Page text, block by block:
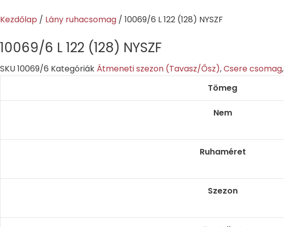
to
Kezdőlap / Lány ruhacsomag / 10069/6 L 122 (128) NYSZF
10069/6 L 122 (128) NYSZF
SKU10069/6 Kategóriák Átmeneti szezon (Tavasz/Ősz),Csere csomag,
Tömeg
Nem
Ruhaméret
Szezon